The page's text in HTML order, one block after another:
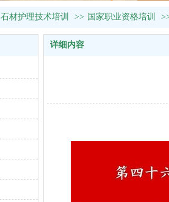
石材护理技术培训 >> 国家职业资格培训
详细内容